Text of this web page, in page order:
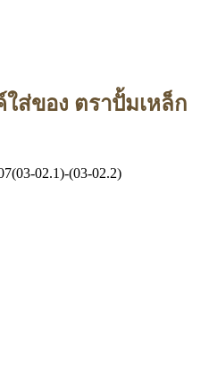
ใส่ของ ตราปั้มเหล็ก
02.1)-(03-02.2)